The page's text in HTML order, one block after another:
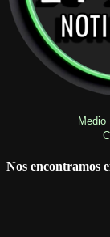
Nos encontramos